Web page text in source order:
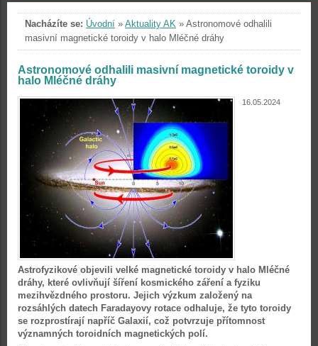
Nacházíte se: Úvodní » Aktuality AK » Astronomové odhalili
masivní magnetické toroidy v halo Mléčné dráhy
Astronomové odhalili masivní magnetické toroidy v
halo Mléčné dráhy
16.05.2024
Astrofyzikové objevili velké magnetické toroidy v halo Mléčné
dráhy, které ovlivňují šíření kosmického záření a fyziku
mezihvězdného prostoru. Jejich výzkum založený na
rozsáhlých datech Faradayovy rotace odhaluje, že tyto toroidy
se rozprostírají napříč Galaxií, což potvrzuje přítomnost
významných toroidních magnetických polí.